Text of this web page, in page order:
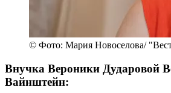
© Фото: Мария Новоселова/
Внучка Вероники Дударовой
Вайнштейн: